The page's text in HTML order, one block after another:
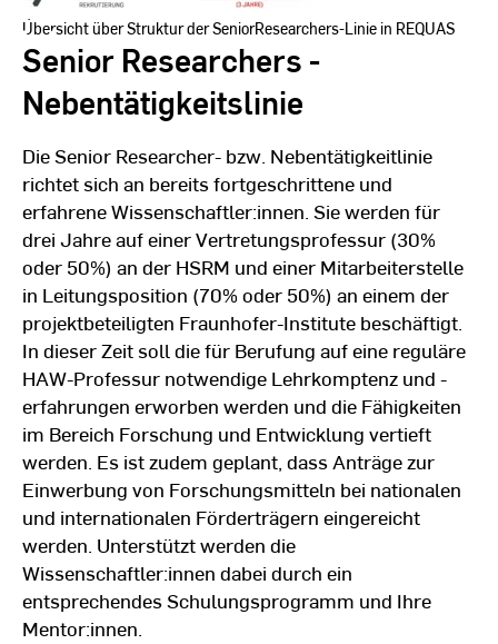
Übersicht über Struktur der SeniorResearchers-Linie in REQUAS
Senior Researchers -
Nebentätigkeitslinie
Die Senior Researcher- bzw. Nebentätigkeitlinie
richtet sich an bereits fortgeschrittene und
erfahrene Wissenschaftler:innen. Sie werden für
drei Jahre auf einer Vertretungsprofessur (30%
oder 50%) an der HSRM und einer Mitarbeiterstelle
in Leitungsposition (70% oder 50%) an einem der
projektbeteiligten Fraunhofer-Institute beschäftigt.
In dieser Zeit soll die für Berufung auf eine reguläre
HAW-Professur notwendige Lehrkomptenz und -
erfahrungen erworben werden und die Fähigkeiten
im Bereich Forschung und Entwicklung vertieft
werden. Es ist zudem geplant, dass Anträge zur
Einwerbung von Forschungsmitteln bei nationalen
und internationalen Förderträgern eingereicht
werden. Unterstützt werden die
Wissenschaftler:innen dabei durch ein
entsprechendes Schulungsprogramm und Ihre
Mentor:innen.